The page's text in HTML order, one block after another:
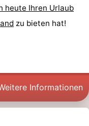
heute Ihren Urlaub
zu bieten hat!
Informationen